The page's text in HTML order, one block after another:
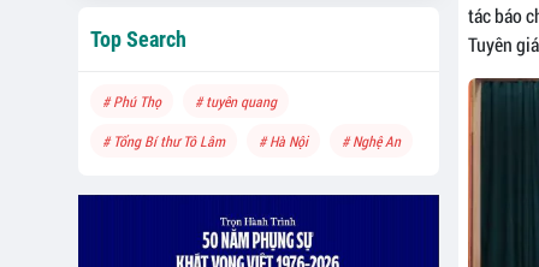
tác báo
Tuyên
Top Search
# Phú Thọ # tuyên quang
# Tổng Bí thư Tô Lâm # Hà Nội # Nghệ An